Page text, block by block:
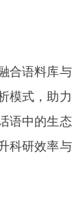
合语料库与
模式，助力
语中的生态
科研效率与